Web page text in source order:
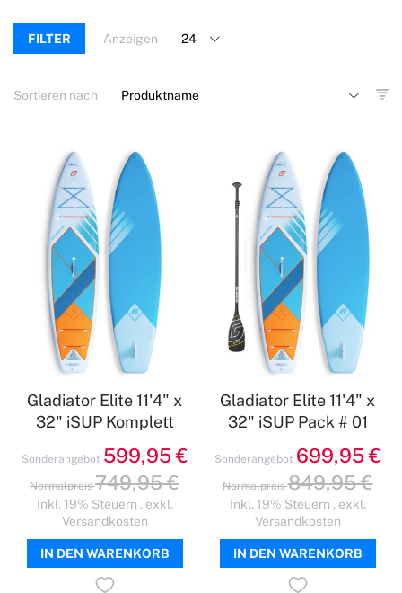
FILTER
Sortieren nach
Anzeigen
Gladiator Elite 11'4" x
32" iSUP Komplett
Sonderangebot 599,95 €
Normalpreis 749,95 €
Inkl. 19% Steuern , exkl.
Versandkosten
IN DEN WARENKORB
Gladiator Elite 11'4" x
32" iSUP Pack # 01
Sonderangebot 699,95 €
Normalpreis 849,95 €
Inkl. 19% Steuern , exkl.
Versandkosten
IN DEN WARENKORB